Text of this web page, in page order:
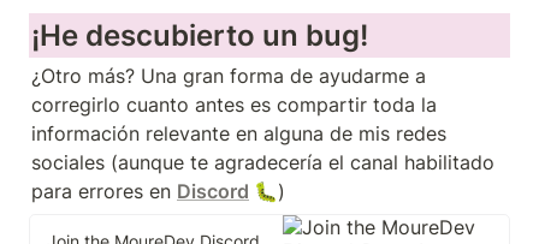
define your weekly schedule and
create specific events.Each time
you modify the schedules your
followers on Twitimer will receive a
notification.
¡He descubierto un bug!
¿Otro más? Una gran forma de ayudarme a
corregirlo cuanto antes es compartir toda la
información relevante en alguna de mis redes
sociales (aunque te agradecería el canal habilitado
para errores en Discord 🐛 )